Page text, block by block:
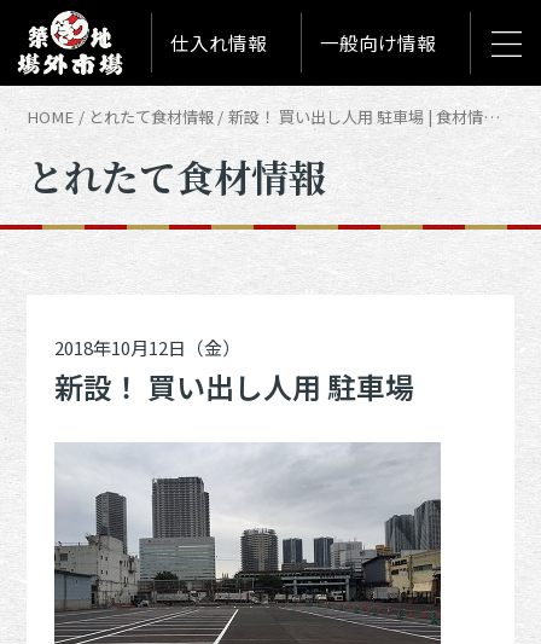
仕入れ情報 一般向け情報
HOME とれたて食材情報 新設！ 買い出し人用 駐車場 | 食材情報「とれたて築地食材情報」
とれたて食材情報
2018年10月12日（金）
新設！ 買い出し人用 駐車場